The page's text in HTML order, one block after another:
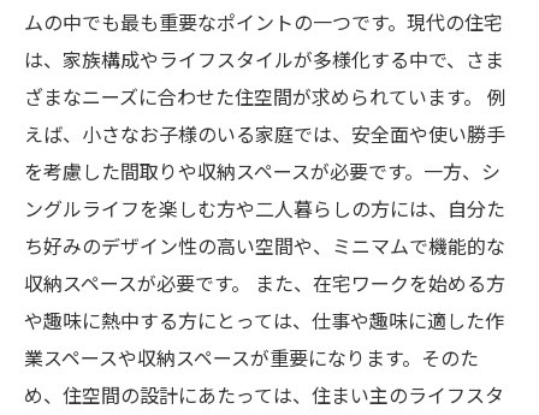
ムの中でも最も重要なポイントの一つです。現代の住宅
は、家族構成やライフスタイルが多様化する中で、さま
ざまなニーズに合わせた住空間が求められています。 例
えば、小さなお子様のいる家庭では、安全面や使い勝手
を考慮した間取りや収納スペースが必要です。一方、シ
ングルライフを楽しむ方や二人暮らしの方には、自分た
ち好みのデザイン性の高い空間や、ミニマムで機能的な
収納スペースが必要です。 また、在宅ワークを始める方
や趣味に熱中する方にとっては、仕事や趣味に適した作
業スペースや収納スペースが重要になります。そのた
め、住空間の設計にあたっては、住まい主のライフスタ